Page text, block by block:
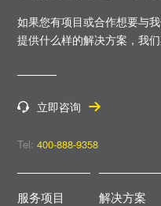
如果您有项目或合作想要与
提供什么样的解决方案，我
立即咨询
Tel:400-888-9358
服务项目 解决方案